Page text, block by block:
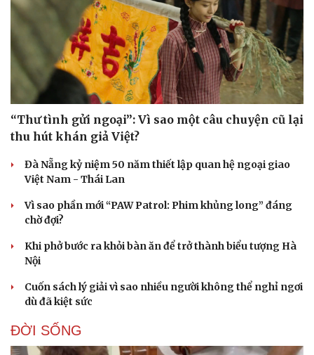
“Thư tình gửi ngoại”: Vì sao một câu chuyện cũ lại
thu hút khán giả Việt?
Đà Nẵng kỷ niệm 50 năm thiết lập quan hệ ngoại giao
Việt Nam - Thái Lan
Vì sao phần mới “PAW Patrol: Phim khủng long” đáng
chờ đợi?
Khi phở bước ra khỏi bàn ăn để trở thành biểu tượng Hà
Nội
Cuốn sách lý giải vì sao nhiều người không thể nghỉ ngơi
dù đã kiệt sức
ĐỜI SỐNG